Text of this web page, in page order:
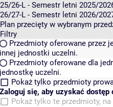
25/26-L - Semestr letni 2025/
26/27-L - Semestr letni 2026/
Plan przecięty w wybranym
Filtry
Przedmioty oferowane przez
innej jednostki uczelni.
Przedmioty oferowane dla
jednostkę uczelni.
Pokaż tylko przedmioty
Zaloguj się, aby uzyskać dostęp
Pokaż tylko te przedmioty,